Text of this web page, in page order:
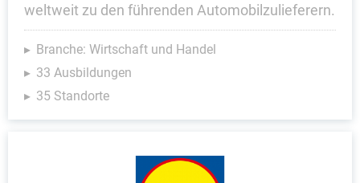
weltweit zu den führenden Automobilzulieferern.
Branche: Wirtschaft und Handel
33 Ausbildungen
35 Standorte